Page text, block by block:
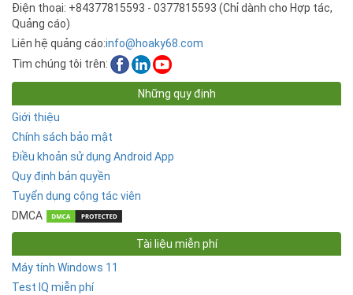
Điện thoại: +84377815593 - 0377815593 (Chỉ dành cho Hợp tác,
Quảng cáo)
Liên hệ quảng cáo:info@hoaky68.com
Tìm chúng tôi trên:
Những quy định
Giới thiệu
Chính sách bảo mật
Điều khoản sử dụng Android App
Quy định bản quyền
Tuyển dụng cộng tác viên
DMCA
Tài liệu miễn phí
Máy tính Windows 11
Test IQ miễn phí